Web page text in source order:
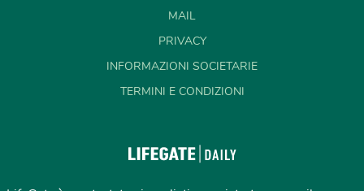
MAIL
PRIVACY
INFORMAZIONI SOCIETARIE
TERMINI E CONDIZIONI